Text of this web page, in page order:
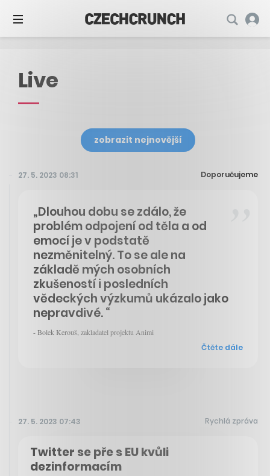
Live
zobrazit nejnovější
27. 5. 2023 08:31 Doporučujeme
„Dlouhou dobu se zdálo, že
problém odpojení od těla a od
emocí je v podstatě
nezměnitelný. To se ale na
základě mých osobních
zkušeností i posledních
vědeckých výzkumů ukázalo jako
nepravdivé. “
- Bolek Kerouš, zakladatel projektu Animi
Čtěte dále
27. 5. 2023 07:43 Rychlá zpráva
Twitter se pře s EU kvůli
dezinformacím